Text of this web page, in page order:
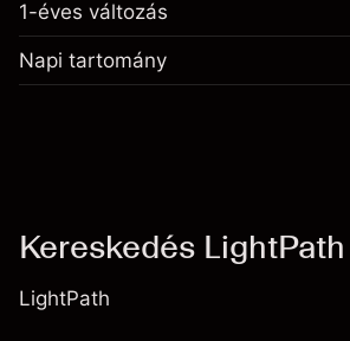
1-éves változás
Napi tartomány
Kereskedés
LightPath